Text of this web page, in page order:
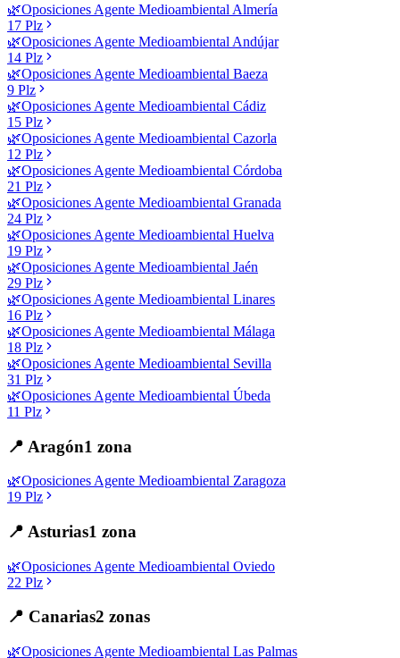
🌿Oposiciones Agente Medioambiental Almería
17 Plz
🌿Oposiciones Agente Medioambiental Andújar
14 Plz
🌿Oposiciones Agente Medioambiental Baeza
9 Plz
🌿Oposiciones Agente Medioambiental Cádiz
15 Plz
🌿Oposiciones Agente Medioambiental Cazorla
12 Plz
🌿Oposiciones Agente Medioambiental Córdoba
21 Plz
🌿Oposiciones Agente Medioambiental Granada
24 Plz
🌿Oposiciones Agente Medioambiental Huelva
19 Plz
🌿Oposiciones Agente Medioambiental Jaén
29 Plz
🌿Oposiciones Agente Medioambiental Linares
16 Plz
🌿Oposiciones Agente Medioambiental Málaga
18 Plz
🌿Oposiciones Agente Medioambiental Sevilla
31 Plz
🌿Oposiciones Agente Medioambiental Úbeda
11 Plz
📍 Aragón1 zona
🌿Oposiciones Agente Medioambiental Zaragoza
19 Plz
📍 Asturias1 zona
🌿Oposiciones Agente Medioambiental Oviedo
22 Plz
📍 Canarias2 zonas
🌿Oposiciones Agente Medioambiental Las Palmas